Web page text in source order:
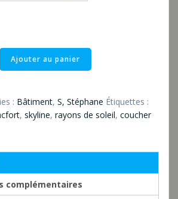
Ajouter au panier
: Bâtiment, S, Stéphane Étiquettes :
, skyline, rayons de soleil, coucher
complémentaires